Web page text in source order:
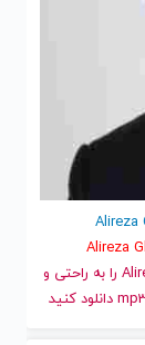
و قدیمی علیرضا قربانی | Alireza Ghorbani را به راحتی و